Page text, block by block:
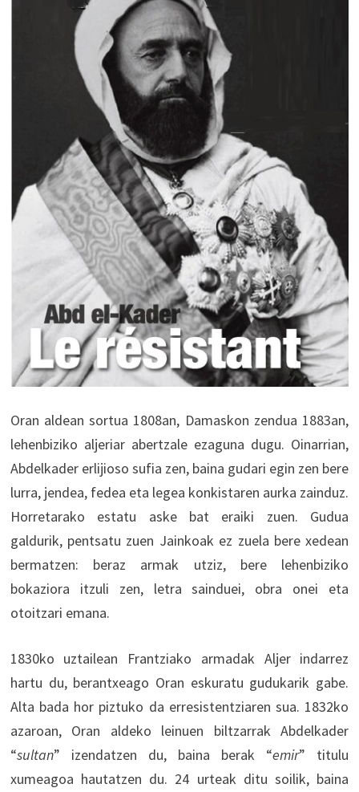
Oran aldean sortua 1808an, Damaskon zendua 1883an,
lehenbiziko aljeriar abertzale ezaguna dugu. Oinarrian,
Abdelkader erlijioso sufia zen, baina gudari egin zen bere
lurra, jendea, fedea eta legea konkistaren aurka zainduz.
Horretarako estatu aske bat eraiki zuen. Gudua
galdurik, pentsatu zuen Jainkoak ez zuela bere xedean
bermatzen: beraz armak utziz, bere lehenbiziko
bokaziora itzuli zen, letra sainduei, obra onei eta
otoitzari emana.
1830ko uztailean Frantziako armadak Aljer indarrez
hartu du, berantxeago Oran eskuratu gudukarik gabe.
Alta bada hor piztuko da erresistentziaren sua. 1832ko
azaroan, Oran aldeko leinuen biltzarrak Abdelkader
“sultan” izendatzen du, baina berak “emir” titulu
xumeagoa hautatzen du. 24 urteak ditu soilik, baina